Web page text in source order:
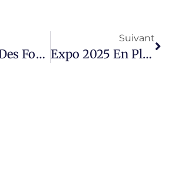
Le Début Des Focales C’est Ce Week-End
Suivant
Expo 2025 En Place : Découvrez Les Oeuvres Sur Etel